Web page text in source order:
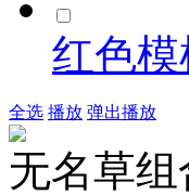
红色
全选 播放 弹出播放
无名草